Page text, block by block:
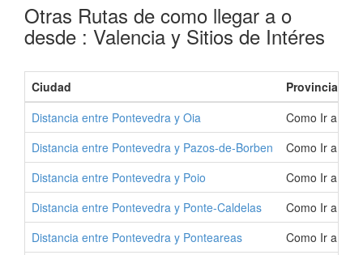
Otras Rutas de como llegar a o
desde : Valencia y Sitios de Intéres
Ciudad
Provincia
Distancia entre Pontevedra y Oia
Como Ir a Oia
Distancia entre Pontevedra y Pazos-de-Borben
Como Ir a
Distancia entre Pontevedra y Poio
Como Ir a
Distancia entre Pontevedra y Ponte-Caldelas
Como Ir a
Distancia entre Pontevedra y Ponteareas
Como Ir a